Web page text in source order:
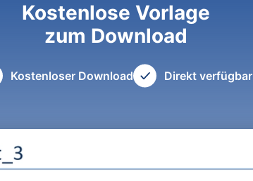
Kostenlose Vorlage
zum Download
Kostenloser Download Direkt verfügbar